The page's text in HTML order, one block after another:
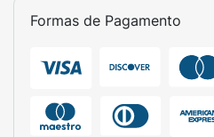
Formas de Pagamento